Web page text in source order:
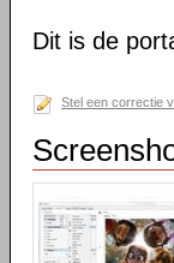
Dit is de
Stel een correctie